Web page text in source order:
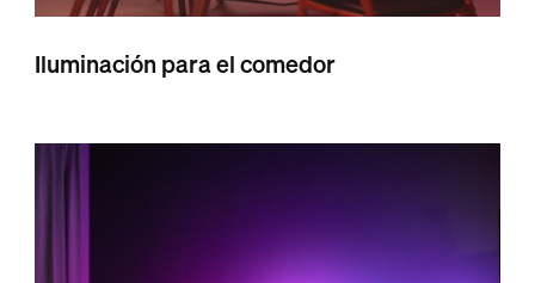
Iluminación para el comedor